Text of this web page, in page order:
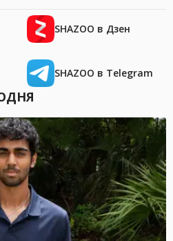
SHAZOO в Дзен
SHAZOO в Telegram